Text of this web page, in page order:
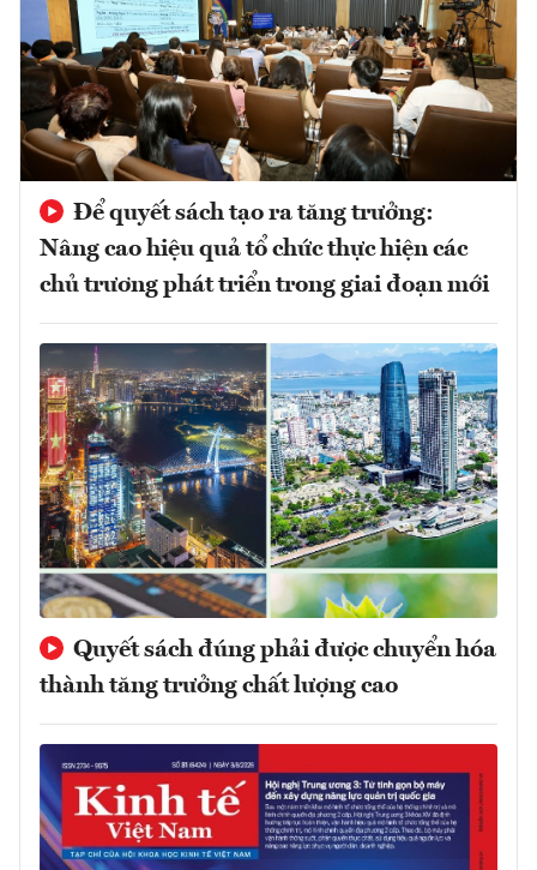
Để quyết sách tạo ra tăng trưởng:
Nâng cao hiệu quả tổ chức thực hiện các
chủ trương phát triển trong giai đoạn mới
Quyết sách đúng phải được chuyển hóa
thành tăng trưởng chất lượng cao